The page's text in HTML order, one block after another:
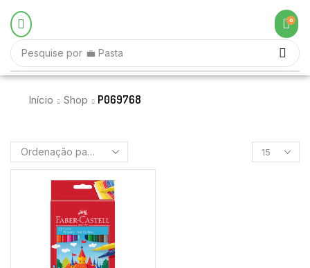
Pesquise por 💼 Pasta
0
Início Shop P069768